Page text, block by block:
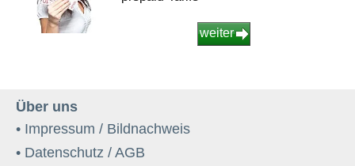
weiter
Über uns
• Impressum / Bildnachweis
• Datenschutz / AGB